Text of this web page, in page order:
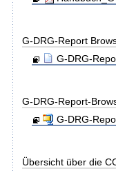
G-DRG-Report
G-DRG-
G-DRG-Report-
G-DRG-
Übersicht über die